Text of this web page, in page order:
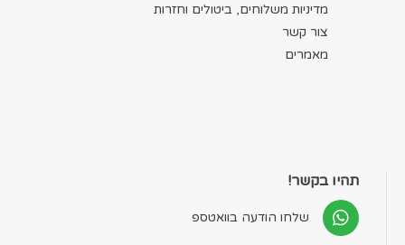
מדיניות משלוחים, ביטולים וחזרות
צור קשר
מאמרים
תהיו בקשר!
שלחו הודעה בוואטספ